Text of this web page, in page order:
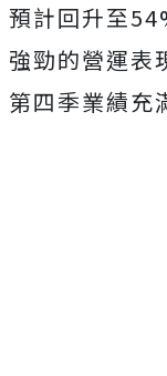
預計回升至
強勁的營運表
第四季業績充